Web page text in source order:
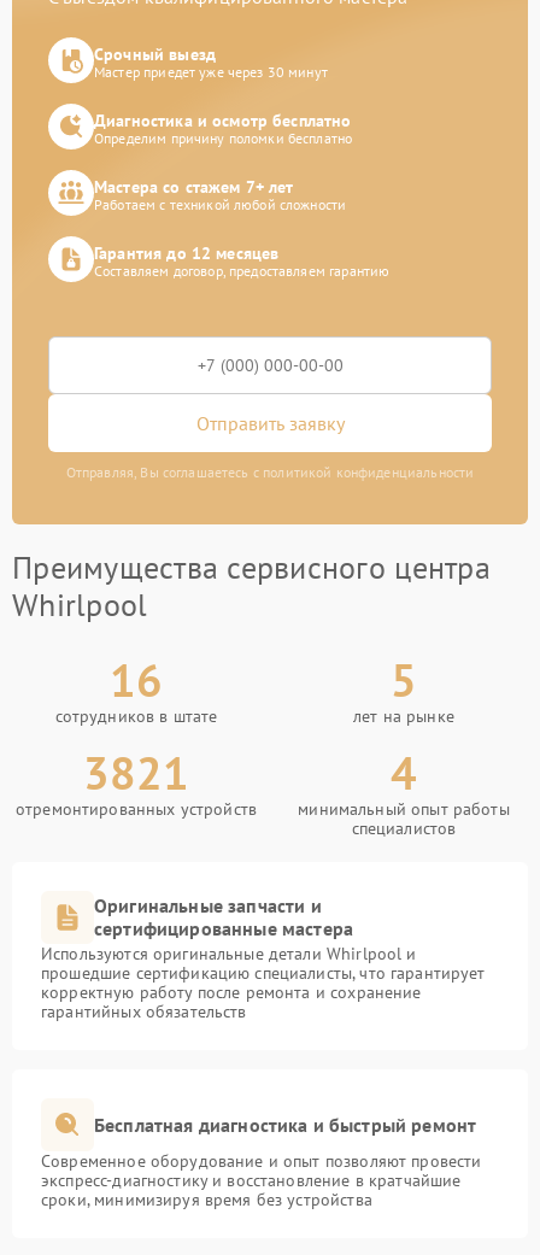
Срочный выезд
Мастер приедет уже через 30 минут
Диагностика и осмотр бесплатно
Определим причину поломки бесплатно
Мастера со стажем 7+ лет
Работаем с техникой любой сложности
Гарантия до 12 месяцев
Составляем договор, предоставляем гарантию
Отправить заявку
Отправляя, Вы соглашаетесь с политикой конфиденциальности
Преимущества сервисного центра
Whirlpool
16
сотрудников в штате
5
лет на рынке
3821
отремонтированных устройств
4
минимальный опыт работы
специалистов
Оригинальные запчасти и
сертифицированные мастера
Используются оригинальные детали Whirlpool и
прошедшие сертификацию специалисты, что гарантирует
корректную работу после ремонта и сохранение
гарантийных обязательств
Бесплатная диагностика и быстрый ремонт
Современное оборудование и опыт позволяют провести
экспресс-диагностику и восстановление в кратчайшие
сроки, минимизируя время без устройства